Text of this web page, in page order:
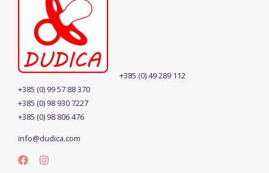
+385 (0) 49 289 112
+385 (0) 99 57 88 370
+385 (0) 98 930 7227
+385 (0) 98 806 476
info@dudica.com